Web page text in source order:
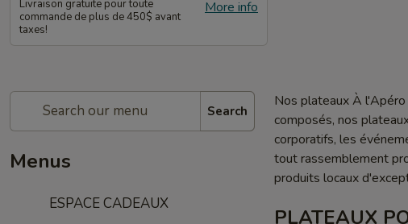
More info
Livraison gratuite pour toute
commande de plus de 450$ avant
taxes!
Search
Menus
ESPACE CADEAUX
Nos plateaux À
composés, nos
corporatifs, les
tout rassemblement
produits locaux
PLATEAUX